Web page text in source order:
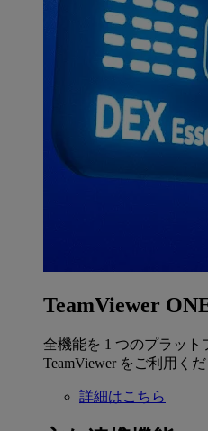
TeamViewer
全機能を 1 つのプラット
TeamViewer をご利用くだ
詳細はこちら